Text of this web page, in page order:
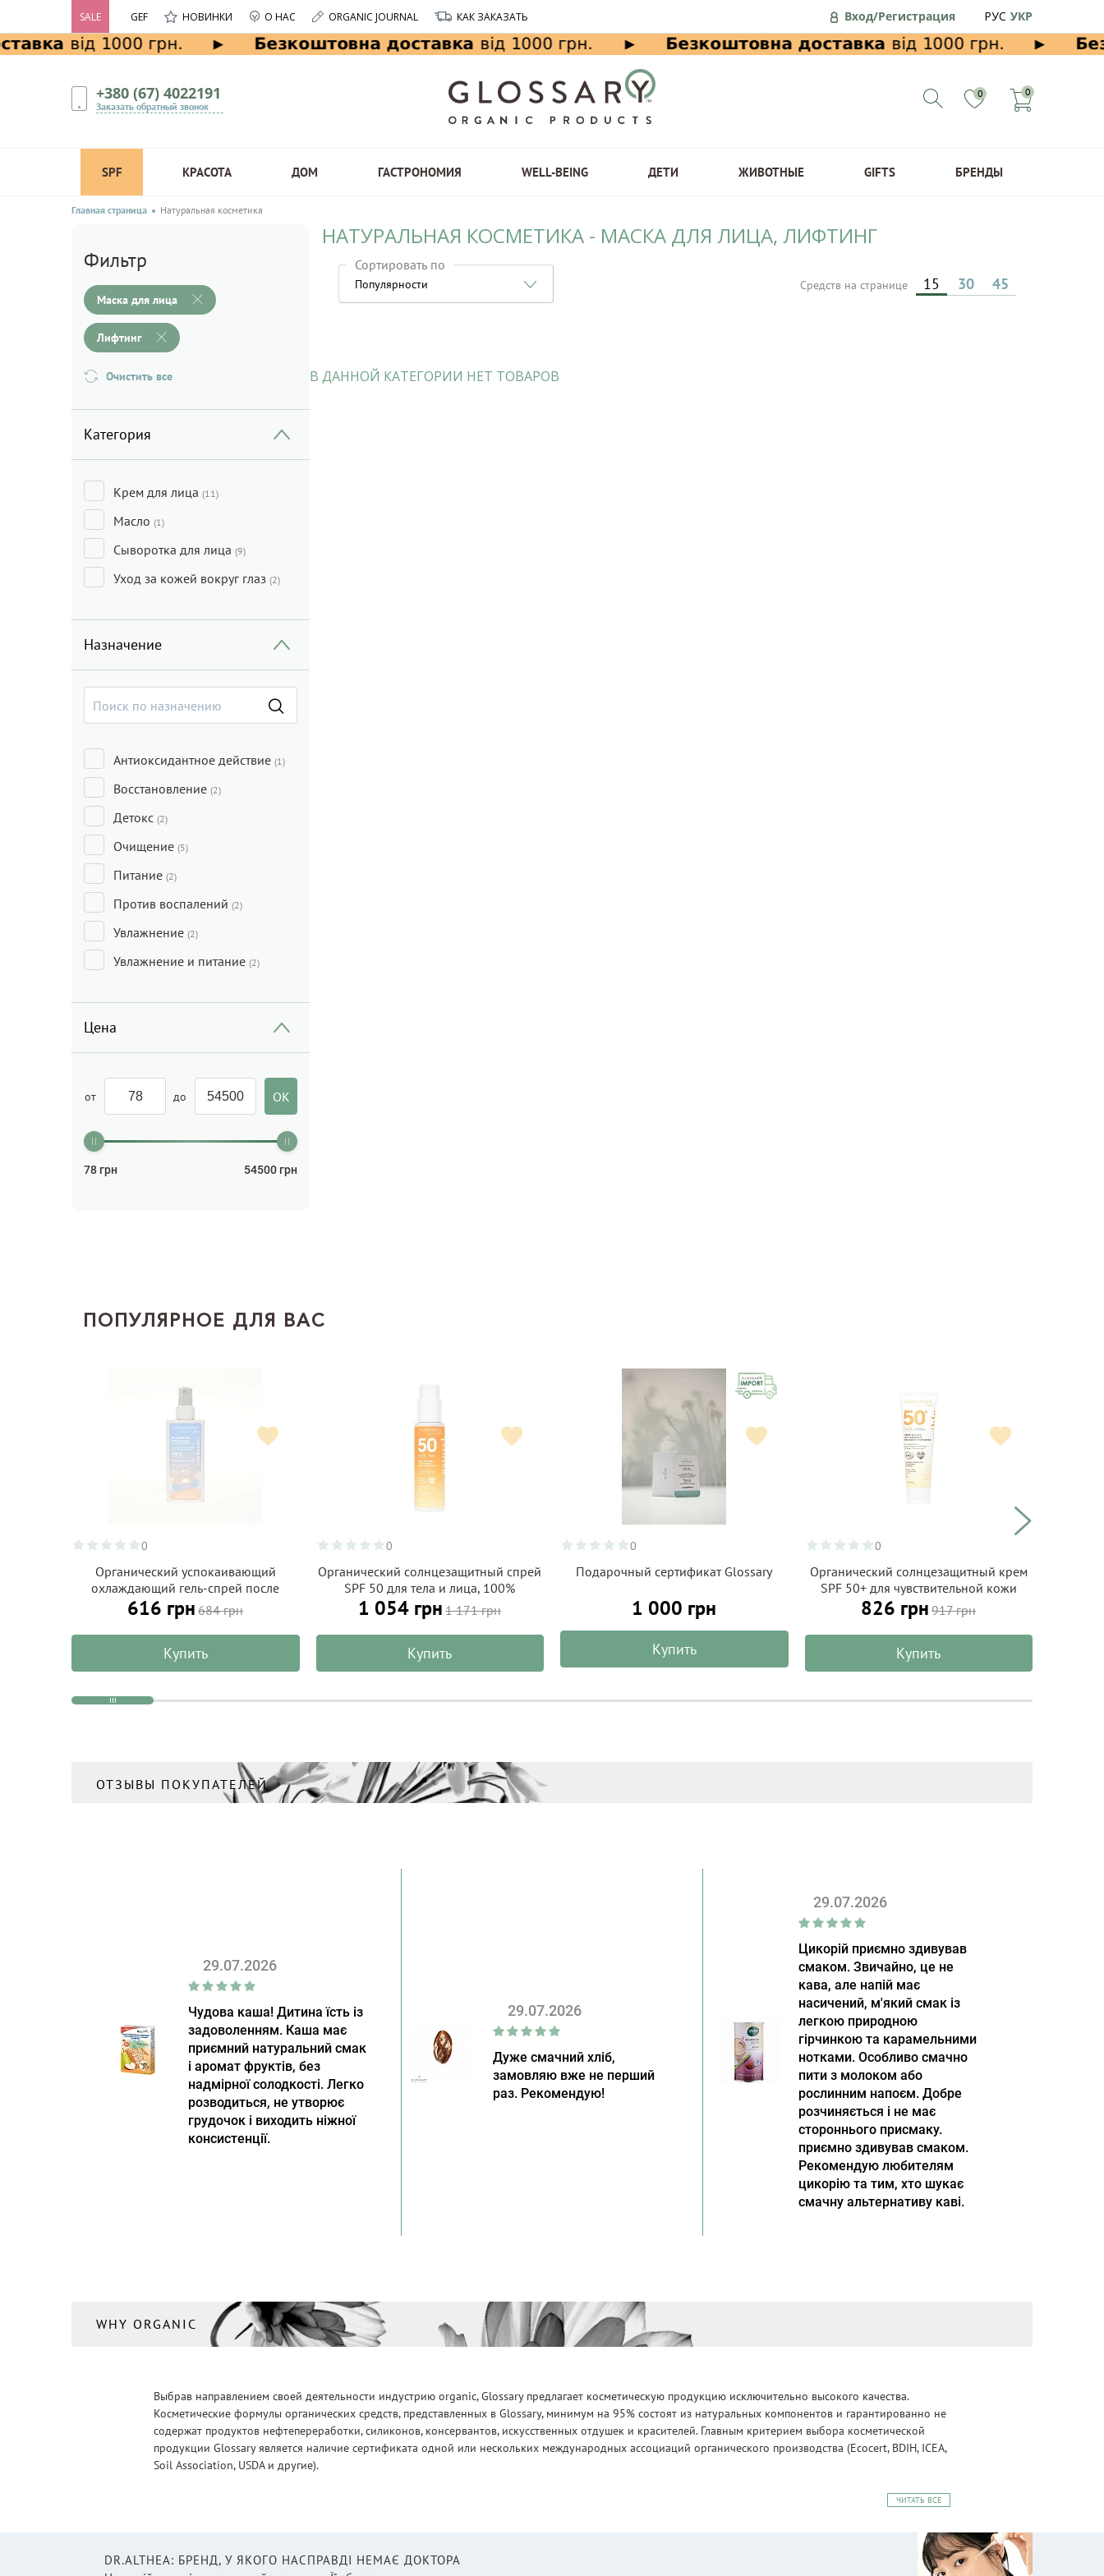
SALE GEF НОВИНКИ О НАС ORGANIC JOURNAL КАК ЗАКАЗАТЬ Вход/Регистрация РУС УКР
+380 (67) 4022191
Заказать обратный звонок
0 0
SPF КРАСОТА ДОМ ГАСТРОНОМИЯ WELL-BEING ДЕТИ ЖИВОТНЫЕ GIFTS БРЕНДЫ
Главная страница Натуральная косметика
Фильтр
Маска для лица
Лифтинг
Очистить все
Категория
Крем для лица (11)
Масло (1)
Сыворотка для лица (9)
Уход за кожей вокруг глаз (2)
Назначение
Антиоксидантное действие (1)
Восстановление (2)
Детокс (2)
Очищение (5)
Питание (2)
Против воспалений (2)
Увлажнение (2)
Увлажнение и питание (2)
Цена
от до
78 грн 54500 грн
НАТУРАЛЬНАЯ КОСМЕТИКА - МАСКА ДЛЯ ЛИЦА, ЛИФТИНГ
Сортировать по
Популярности Средств на странице 15 30 45
В ДАННОЙ КАТЕГОРИИ НЕТ ТОВАРОВ
ПОПУЛЯРНОЕ ДЛЯ ВАС
0
Органический успокаивающий
охлаждающий гель-спрей после
загара из алоэ вера, ALPHANOVA
Organic Sun 125 мл
616 грн 684 грн
Купить
0
Органический солнцезащитный спрей
SPF 50 для тела и лица, 100%
натуральный, ALPHANOVA Organic Sun
100 г
1 054 грн 1 171 грн
Купить
0
Подарочный сертификат Glossary
1 000 грн
Купить
0
Органический солнцезащитный крем
SPF 50+ для чувствительной кожи
ALPHANOVA Organic Sun 50 г
826 грн 917 грн
Купить
ОТЗЫВЫ ПОКУПАТЕЛЕЙ
29.07.2026
Чудова каша! Дитина їсть із
задоволенням. Каша має
приємний натуральний смак
і аромат фруктів, без
надмірної солодкості. Легко
розводиться, не утворює
грудочок і виходить ніжної
консистенції.
29.07.2026
Дуже смачний хліб,
замовляю вже не перший
раз. Рекомендую!
29.07.2026
Цикорій приємно здивував
смаком. Звичайно, це не
кава, але напій має
насичений, м'який смак із
легкою природною
гірчинкою та карамельними
нотками. Особливо смачно
пити з молоком або
рослинним напоєм. Добре
розчиняється і не має
стороннього присмаку.
приємно здивував смаком.
Рекомендую любителям
цикорію та тим, хто шукає
смачну альтернативу каві.
WHY ORGANIC
Выбрав направлением своей деятельности индустрию organic, Glossary предлагает косметическую продукцию исключительно высокого качества.
Косметические формулы органических средств, представленных в Glossary, минимум на 95% состоят из натуральных компонентов и гарантированно не
содержат продуктов нефтепереработки, силиконов, консервантов, искусственных отдушек и красителей. Главным критерием выбора косметической
продукции Glossary является наличие сертификата одной или нескольких международных ассоциаций органического производства (Ecocert, BDIH, ICEA,
Soil Association, USDA и другие).
ЧИТАТЬ ВСЕ
DR.ALTHEA: БРЕНД, У ЯКОГО НАСПРАВДІ НЕМАЄ ДОКТОРА